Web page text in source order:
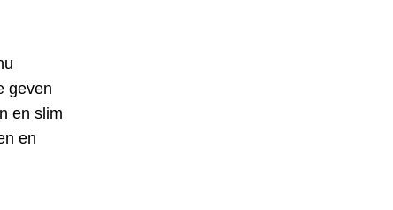
geven
en slim
en